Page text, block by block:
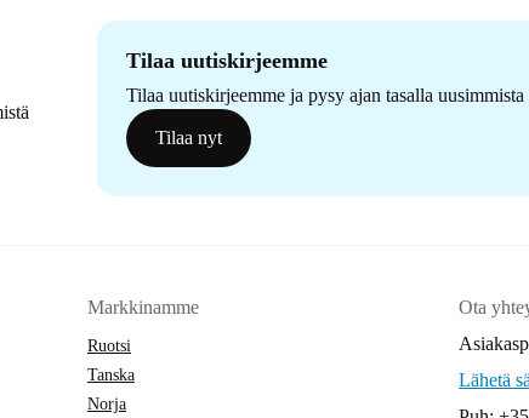
Tilaa uutiskirjeemme
Tilaa uutiskirjeemme ja pysy ajan tasalla
Tilaa nyt
Markkinamme
Ruotsi
Tanska
Norja
Ota
Lähetä